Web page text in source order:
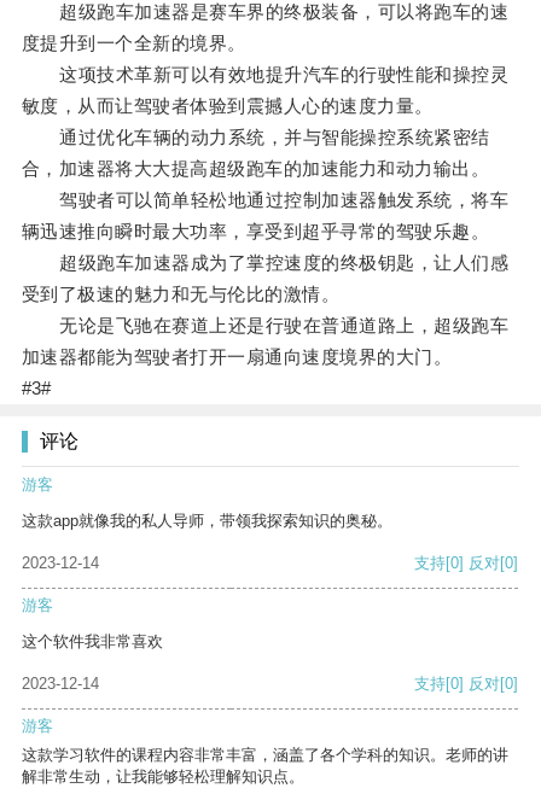
超级跑车加速器是赛车界的终极装备，可以将跑车的速
度提升到一个全新的境界。
这项技术革新可以有效地提升汽车的行驶性能和操控灵
敏度，从而让驾驶者体验到震撼人心的速度力量。
通过优化车辆的动力系统，并与智能操控系统紧密结
合，加速器将大大提高超级跑车的加速能力和动力输出。
驾驶者可以简单轻松地通过控制加速器触发系统，将车
辆迅速推向瞬时最大功率，享受到超乎寻常的驾驶乐趣。
超级跑车加速器成为了掌控速度的终极钥匙，让人们感
受到了极速的魅力和无与伦比的激情。
无论是飞驰在赛道上还是行驶在普通道路上，超级跑车
加速器都能为驾驶者打开一扇通向速度境界的大门。
#3#
评论
游客
这款app就像我的私人导师，带领我探索知识的奥秘。
2023-12-14 支持[0] 反对[0]
游客
这个软件我非常喜欢
2023-12-14 支持[0] 反对[0]
游客
这款学习软件的课程内容非常丰富，涵盖了各个学科的知识。老师的讲
解非常生动，让我能够轻松理解知识点。